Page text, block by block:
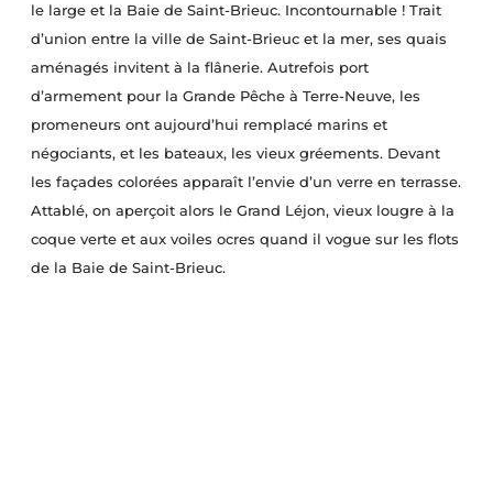
le large et la Baie de Saint-Brieuc. Incontournable ! Trait
d’union entre la ville de Saint-Brieuc et la mer, ses quais
aménagés invitent à la flânerie. Autrefois port
d’armement pour la Grande Pêche à Terre-Neuve, les
promeneurs ont aujourd’hui remplacé marins et
négociants, et les bateaux, les vieux gréements. Devant
les façades colorées apparaît l’envie d’un verre en terrasse.
Attablé, on aperçoit alors le Grand Léjon, vieux lougre à la
coque verte et aux voiles ocres quand il vogue sur les flots
de la Baie de Saint-Brieuc.